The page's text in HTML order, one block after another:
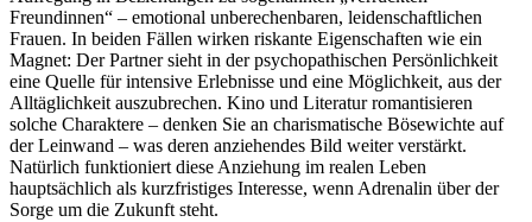
Freundinnen“ – emotional unberechenbaren, leidenschaftlichen
Frauen. In beiden Fällen wirken riskante Eigenschaften wie ein
Magnet: Der Partner sieht in der psychopathischen Persönlichkeit
eine Quelle für intensive Erlebnisse und eine Möglichkeit, aus der
Alltäglichkeit auszubrechen. Kino und Literatur romantisieren
solche Charaktere – denken Sie an charismatische Bösewichte auf
der Leinwand – was deren anziehendes Bild weiter verstärkt.
Natürlich funktioniert diese Anziehung im realen Leben
hauptsächlich als kurzfristiges Interesse, wenn Adrenalin über der
Sorge um die Zukunft steht.